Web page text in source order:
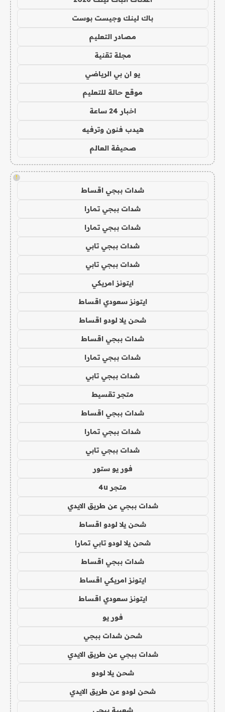
باك لينك وجيست بوست
مصادر التعليم
مجلة تقنية
يو ان بي الرياضي
موقع حالة للتعليم
اخبار 24 ساعة
هيدب فنون وترفيه
صحيفة العالم
!
شدات ببجي اقساط
شدات ببجي تمارا
شدات ببجي تمارا
شدات ببجي تابي
شدات ببجي تابي
ايتونز امريكي
ايتونز سعودي اقساط
شحن يلا لودو اقساط
شدات ببجي اقساط
شدات ببجي تمارا
شدات ببجي تابي
متجر تقسيط
شدات ببجي اقساط
شدات ببجي تمارا
شدات ببجي تابي
فور يو ستور
متجر 4u
شدات ببجي عن طريق الايدي
شحن يلا لودو اقساط
شحن يلا لودو تابي تمارا
شدات ببجي اقساط
ايتونز امريكي اقساط
ايتونز سعودي اقساط
فور يو
شحن شدات ببجي
شدات ببجي عن طريق الايدي
شحن يلا لودو
شحن لودو عن طريق الايدي
شعبية ببجي